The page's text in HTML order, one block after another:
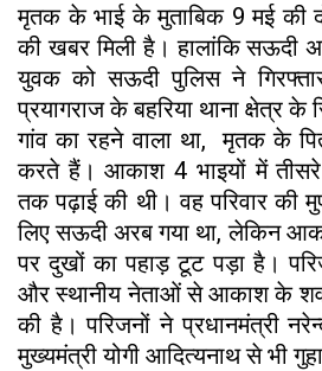
मृतक के भाई के मुताबिक 9 मई की
की खबर मिली है। हालांकि सऊदी
युवक को सऊदी पुलिस ने
प्रयागराज के बहरिया थाना क्षेत्र
गांव का रहने वाला था, मृतक के
करते हैं। आकाश 4 भाइयों में
तक पढ़ाई की थी। वह परिवार की
लिए सऊदी अरब गया था, लेकिन
पर दुखों का पहाड़ टूट पड़ा है।
और स्थानीय नेताओं से आकाश के शव
की है। परिजनों ने प्रधानमंत्री
मुख्यमंत्री योगी आदित्यनाथ से भी